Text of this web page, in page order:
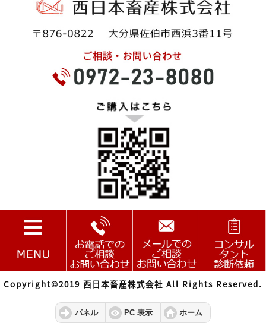
Copyright©2019 西日本畜産株式会社 All Rights Reserved.
パネル PC 表示 ホーム